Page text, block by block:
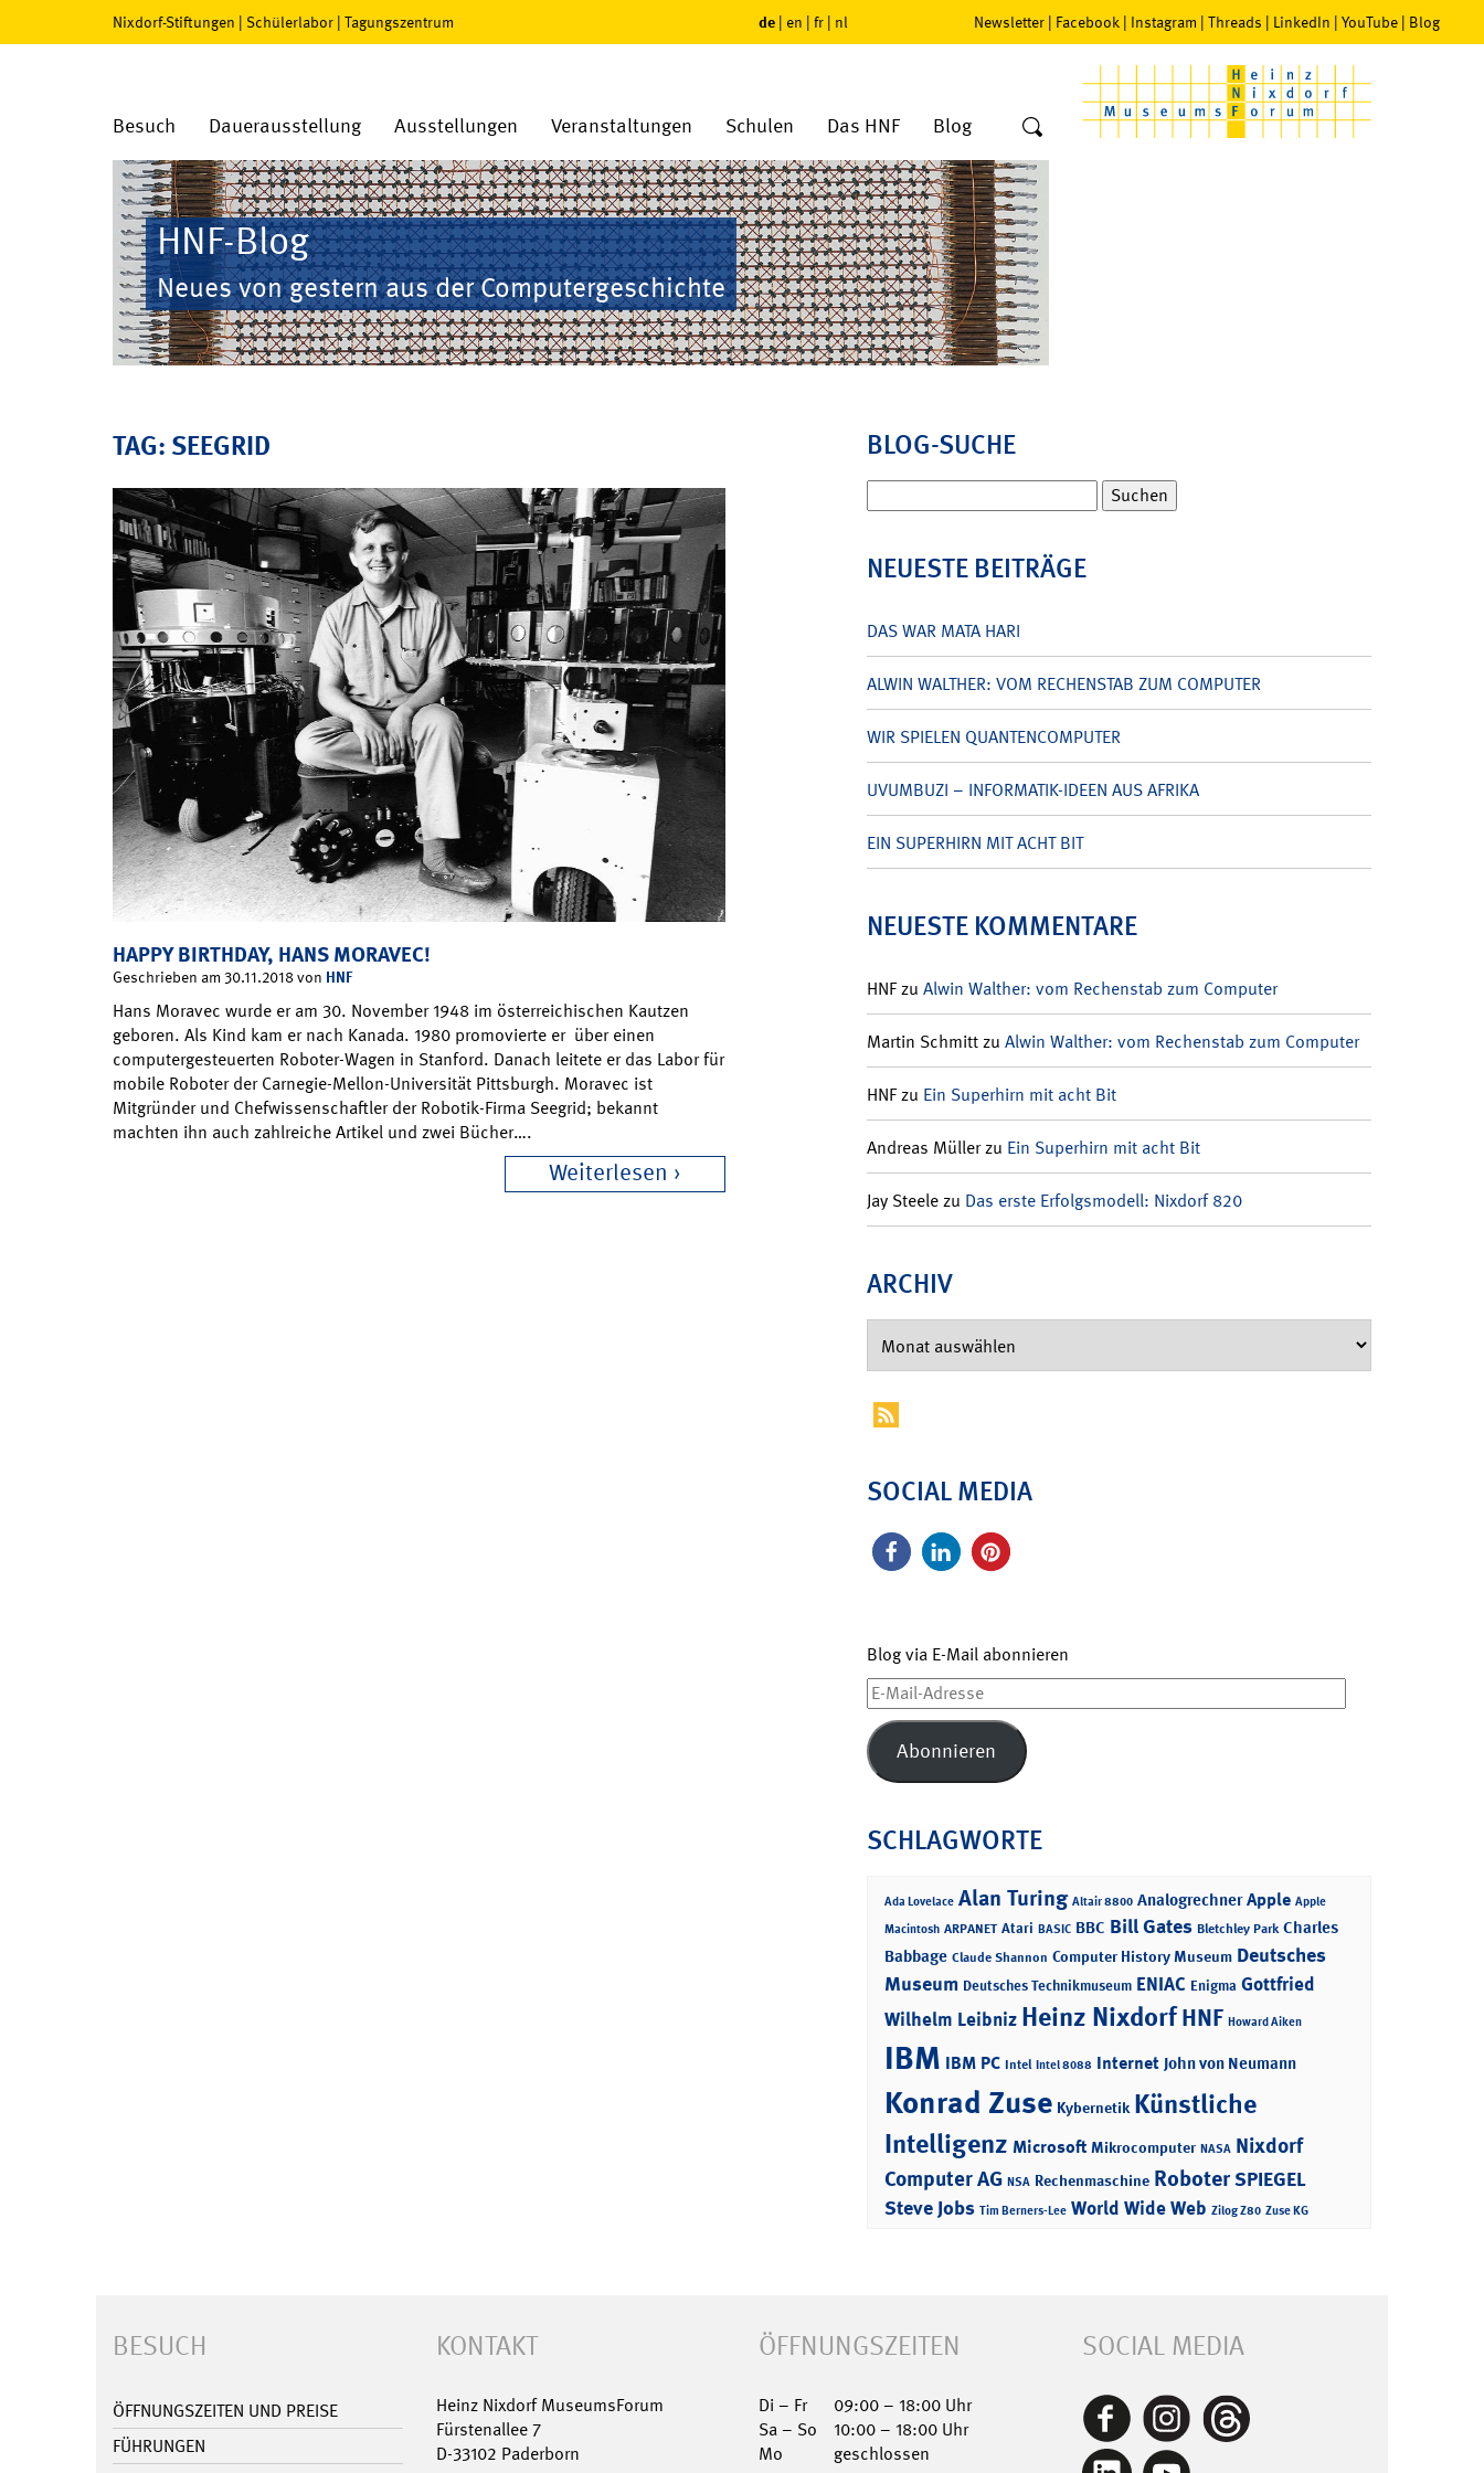
Nixdorf-Stiftungen | Schülerlabor | Tagungszentrum de | en | fr | nl Newsletter | Facebook | Instagram | Threads | LinkedIn | YouTube | Blog
Besuch Dauerausstellung Ausstellungen Veranstaltungen Schulen Das HNF Blog
HNF-Blog
Neues von gestern aus der Computergeschichte
TAG: SEEGRID
HAPPY BIRTHDAY, HANS MORAVEC!
Geschrieben am 30.11.2018 von HNF
Hans Moravec wurde er am 30. November 1948 im österreichischen Kautzen
geboren. Als Kind kam er nach Kanada. 1980 promovierte er über einen
computergesteuerten Roboter-Wagen in Stanford. Danach leitete er das Labor für
mobile Roboter der Carnegie-Mellon-Universität Pittsburgh. Moravec ist
Mitgründer und Chefwissenschaftler der Robotik-Firma Seegrid; bekannt
machten ihn auch zahlreiche Artikel und zwei Bücher….
Weiterlesen
BLOG-SUCHE
nach:
NEUESTE BEITRÄGE
DAS WAR MATA HARI
ALWIN WALTHER: VOM RECHENSTAB ZUM COMPUTER
WIR SPIELEN QUANTENCOMPUTER
UVUMBUZI – INFORMATIK-IDEEN AUS AFRIKA
EIN SUPERHIRN MIT ACHT BIT
NEUESTE KOMMENTARE
HNFzu Alwin Walther: vom Rechenstab zum Computer
Martin Schmittzu Alwin Walther: vom Rechenstab zum Computer
HNFzu Ein Superhirn mit acht Bit
Andreas Müllerzu Ein Superhirn mit acht Bit
Jay Steelezu Das erste Erfolgsmodell: Nixdorf 820
ARCHIV
SOCIAL MEDIA
Blog via E-Mail abonnieren
E-
Mail-
Adresse
Abonnieren
SCHLAGWORTE
Ada Lovelace Alan Turing Altair 8800 Analogrechner Apple Apple
Macintosh ARPANET Atari BASIC BBC Bill Gates Bletchley Park Charles
Babbage Claude Shannon Computer History Museum Deutsches
Museum Deutsches Technikmuseum ENIAC Enigma Gottfried
Wilhelm Leibniz Heinz NixdorfHNF Howard Aiken
IBM IBM PC Intel Intel 8088 Internet John von Neumann
Konrad Zuse Kybernetik Künstliche
Intelligenz Microsoft Mikrocomputer NASA Nixdorf
Computer AG NSA Rechenmaschine RoboterSPIEGEL
Steve Jobs Tim Berners-Lee World Wide Web Zilog Z80 Zuse KG
BESUCH
ÖFFNUNGSZEITEN UND PREISE
FÜHRUNGEN
KONTAKT
Heinz Nixdorf MuseumsForum
Fürstenallee 7
D-33102 Paderborn
ÖFFNUNGSZEITEN
Di – Fr
09:00 – 18:00 Uhr
Sa – So
10:00 – 18:00 Uhr
Mo
geschlossen
SOCIAL MEDIA